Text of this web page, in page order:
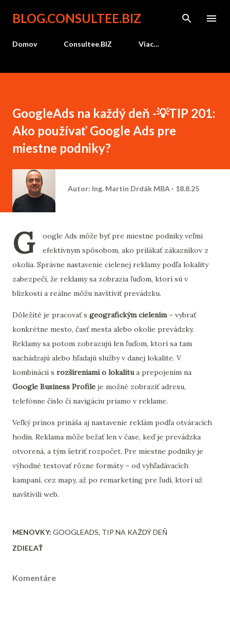
Preskočiť na hlavný obsah
BLOG.CONSULTEE.BIZ
Domov Consultee.BIZ Viac…
GoogleAds na každý deň -💡TIP 201:
Ako používať Google Ads pre
miestne podniky?
Autor: Ing. Martin Drdák MBA 18.8.25
G
oogle Ads môže byť pre miestne podniky veľmi
efektívnym spôsobom, ako prilákať zákazníkov z
okolia. Správne nastavenie cielenej reklamy podľa lokality
zabezpečí, že reklamy sa zobrazia ľuďom, ktorí sú v
blízkosti a reálne môžu navštíviť prevádzku.
Dôležité je pracovať s geografickým cielením– vybrať
konkrétne mesto, časť mesta alebo okolie prevádzky.
Reklamy sa potom zobrazujú len ľuďom, ktorí sa tam
nachádzajú alebo hľadajú služby v danej lokalite. V
kombinácii s rozšíreniami o lokalitua prepojením na
Google Business Profile je možné zobraziť adresu,
telefónne číslo či navigáciu priamo v reklame.
Veľký prínos prináša aj nastavenie reklám podľa otváracích
hodín. Reklama môže bežať len v čase, keď je prevádzka
otvorená, a tým šetriť rozpočet. Pre miestne podniky je
výhodné testovať rôzne formáty – od vyhľadávacích
kampaní, cez mapy, až po remarketing pre ľudí, ktorí už
navštívili web.
MENOVKY: GOOGLEADS TIP NA KAŽDÝ DEŇ
ZDIEĽAŤ
Komentáre